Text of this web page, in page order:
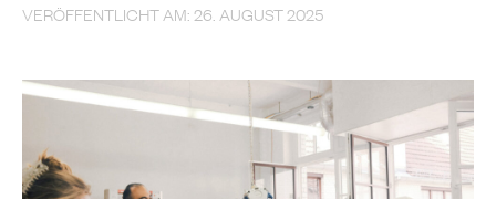
VERÖFFENTLICHT AM: 26. AUGUST 2025